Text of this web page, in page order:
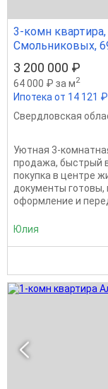
3-комн
Смольниковых,
3 200 000 ₽
64 000 ₽ за м2
Ипотека от 14 121
Свердловская
Уютная
продажа, быстрый
покупка в центре
документы
оформление и
Юлия